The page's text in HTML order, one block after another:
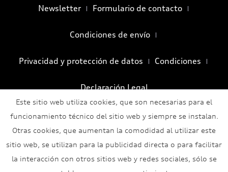
Newsletter Formulario de contacto
Condiciones de envío
Privacidad y protección de datos Condiciones
Declaración Legal
Este sitio web utiliza cookies, que son necesarias para el
funcionamiento técnico del sitio web y siempre se instalan.
Otras cookies, que aumentan la comodidad al utilizar este
sitio web, se utilizan para la publicidad directa o para facilitar
la interacción con otros sitios web y redes sociales, sólo se